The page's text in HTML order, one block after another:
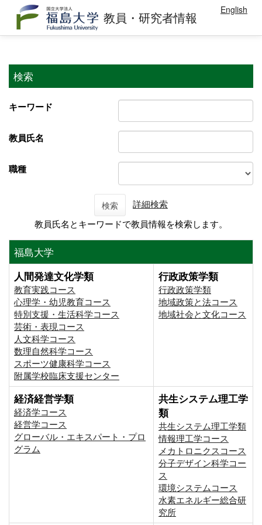
教員・研究者情報 English
検索
キーワード
教員氏名
職種
検索
詳細検索
教員氏名とキーワードで教員情報を検索します。
福島大学
人間発達文化学類
教育実践コース
心理学・幼児教育コース
特別支援・生活科学コース
芸術・表現コース
人文科学コース
数理自然科学コース
スポーツ健康科学コース
附属学校臨床支援センター
行政政策学類
行政政策学類
地域政策と法コース
地域社会と文化コース
経済経営学類
経済学コース
経営学コース
グローバル・エキスパート・プロ
グラム
共生システム理工学
類
共生システム理工学類
情報理工学コース
メカトロニクスコース
分子デザイン科学コー
ス
環境システムコース
⽔素エネルギー総合研
究所